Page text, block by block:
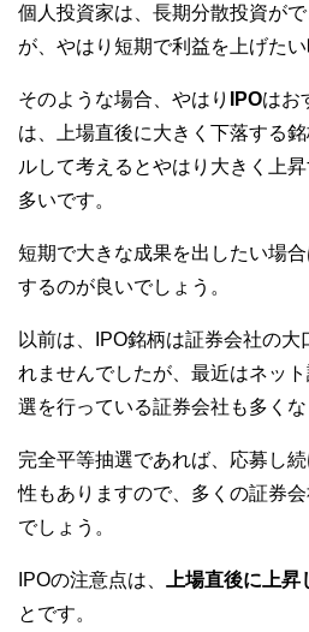
個人投資家は、長期分散投資が
が、やはり短期で利益を上げたい
そのような場合、やはり IPOはお
は、上場直後に大きく下落する
ルして考えるとやはり大きく上
多いです。
短期で大きな成果を出したい場
するのが良いでしょう。
以前は、IPO銘柄は証券会社の大
れませんでしたが、最近はネッ
選を行っている証券会社も多くな
完全平等抽選であれば、応募し
性もありますので、多くの証券
でしょう。
IPOの注意点は、 上場直後に上
とです。